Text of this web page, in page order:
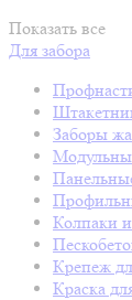
Показать все
Для забора
Заборы
Колпаки
Крепеж
Краска